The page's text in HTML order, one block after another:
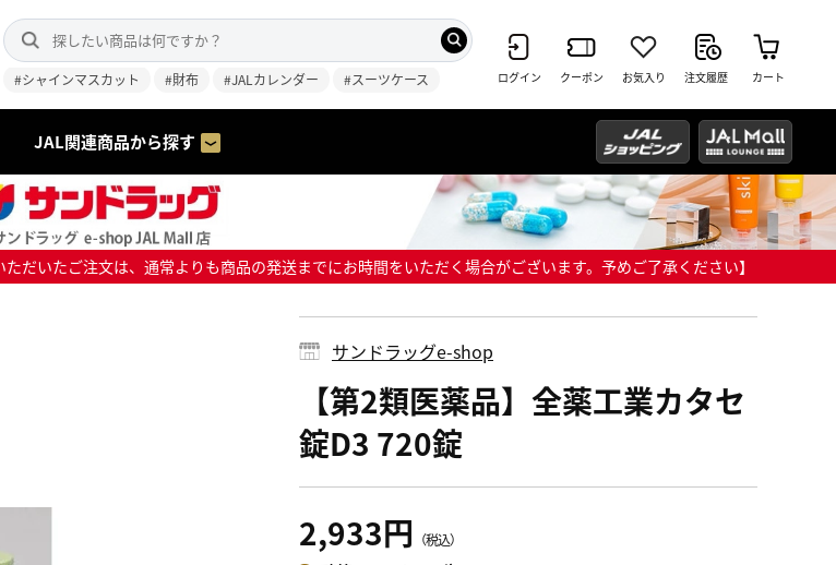
#シャインマスカット #財布 #JALカレンダー #スーツケース ログイン クーポン お気入り 注文履歴 カート
JAL関連商品から探す
いたご注文は、通常よりも商品の発送までにお時間をいただく場合がございます。予めご了承ください】
サンドラッグe-shop
【第2類医薬品】全薬工業カタセ
錠D3 720錠
2,933円 （税込）